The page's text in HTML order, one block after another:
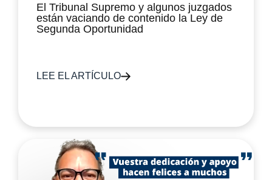
El Tribunal Supremo y algunos juzgados
están vaciando de contenido la Ley de
Segunda Oportunidad
LEE EL ARTÍCULO